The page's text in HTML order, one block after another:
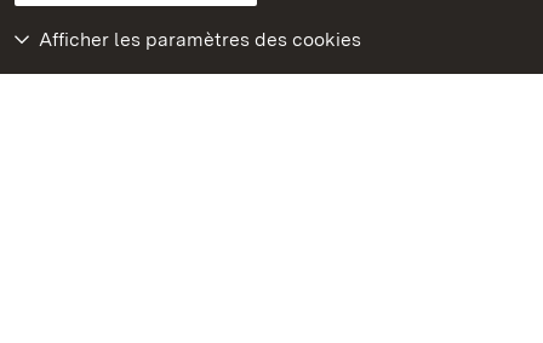
Afficher les paramètres des cookies
Rendez-nous visite